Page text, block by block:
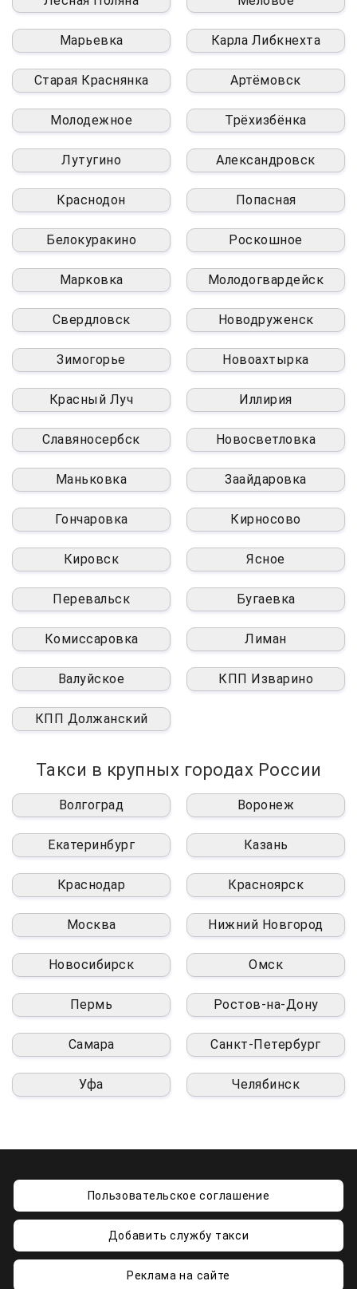
Марьевка Карла Либкнехта
Старая Краснянка Артёмовск
Молодежное Трёхизбёнка
Лутугино Александровск
Краснодон Попасная
Белокуракино Роскошное
Марковка Молодогвардейск
Свердловск Новодруженск
Зимогорье Новоахтырка
Красный Луч Иллирия
Славяносербск Новосветловка
Маньковка Заайдаровка
Гончаровка Кирносово
Кировск Ясное
Перевальск Бугаевка
Комиссаровка Лиман
Валуйское КПП Изварино
КПП Должанский
Такси в крупных городах России
Волгоград Воронеж
Екатеринбург Казань
Краснодар Красноярск
Москва Нижний Новгород
Новосибирск Омск
Пермь Ростов-на-Дону
Самара Санкт-Петербург
Уфа Челябинск
Пользовательское соглашение
Добавить службу такси
Реклама на сайте